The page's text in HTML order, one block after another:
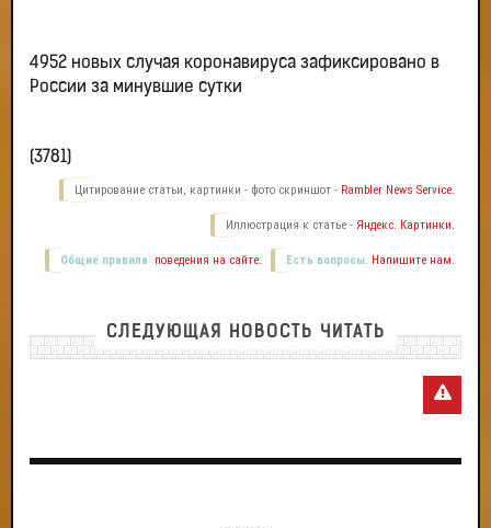
4952 новых случая коронавируса зафиксировано в
России за минувшие сутки
(3781)
Цитирование статьи, картинки - фото скриншот - Rambler News Service.
Иллюстрация к статье - Яндекс. Картинки.
Есть вопросы. Напишите нам.
Общие правила поведения на сайте.
СЛЕДУЮЩАЯ НОВОСТЬ ЧИТАТЬ